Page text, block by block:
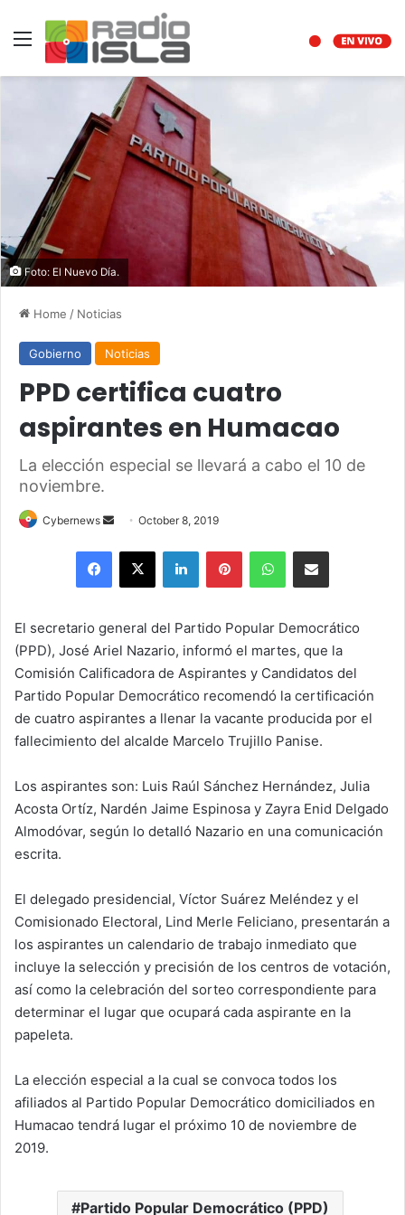
Menu
Foto: El Nuevo Día.
Home / Noticias
Gobierno Noticias
PPD certifica cuatro
aspirantes en Humacao
La elección especial se llevará a cabo el 10 de
noviembre.
Cybernews
Send
email
October 8, 2019
Facebook
X LinkedInPinterestWhatsAppShare via Email
El secretario general del Partido Popular Democrático
(PPD), José Ariel Nazario, informó el martes, que la
Comisión Calificadora de Aspirantes y Candidatos del
Partido Popular Democrático recomendó la certificación
de cuatro aspirantes a llenar la vacante producida por el
fallecimiento del alcalde Marcelo Trujillo Panise.
Los aspirantes son: Luis Raúl Sánchez Hernández, Julia
Acosta Ortíz, Nardén Jaime Espinosa y Zayra Enid Delgado
Almodóvar, según lo detalló Nazario en una comunicación
escrita.
El delegado presidencial, Víctor Suárez Meléndez y el
Comisionado Electoral, Lind Merle Feliciano, presentarán a
los aspirantes un calendario de trabajo inmediato que
incluye la selección y precisión de los centros de votación,
así como la celebración del sorteo correspondiente para
determinar el lugar que ocupará cada aspirante en la
papeleta.
La elección especial a la cual se convoca todos los
afiliados al Partido Popular Democrático domiciliados en
Humacao tendrá lugar el próximo 10 de noviembre de
2019.
Partido Popular Democrático (PPD)